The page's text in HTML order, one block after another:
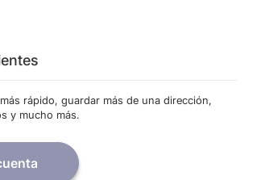
rápido, guardar más de una dirección,
y mucho más.